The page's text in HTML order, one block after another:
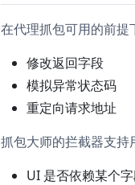
在代理抓包可用的前提
修改返回字段
模拟异常状态码
重定向请求地址
抓包大师的拦截器支持
UI 是否依赖某个